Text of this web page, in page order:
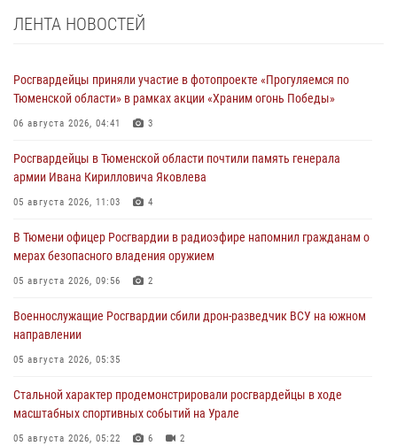
ЛЕНТА НОВОСТЕЙ
Росгвардейцы приняли участие в фотопроекте «Прогуляемся по
Тюменской области» в рамках акции «Храним огонь Победы»
06 августа 2026, 04:41 3
Росгвардейцы в Тюменской области почтили память генерала
армии Ивана Кирилловича Яковлева
05 августа 2026, 11:03 4
В Тюмени офицер Росгвардии в радиоэфире напомнил гражданам о
мерах безопасного владения оружием
05 августа 2026, 09:56 2
Военнослужащие Росгвардии сбили дрон-разведчик ВСУ на южном
направлении
05 августа 2026, 05:35
Стальной характер продемонстрировали росгвардейцы в ходе
масштабных спортивных событий на Урале
05 августа 2026, 05:22 6 2